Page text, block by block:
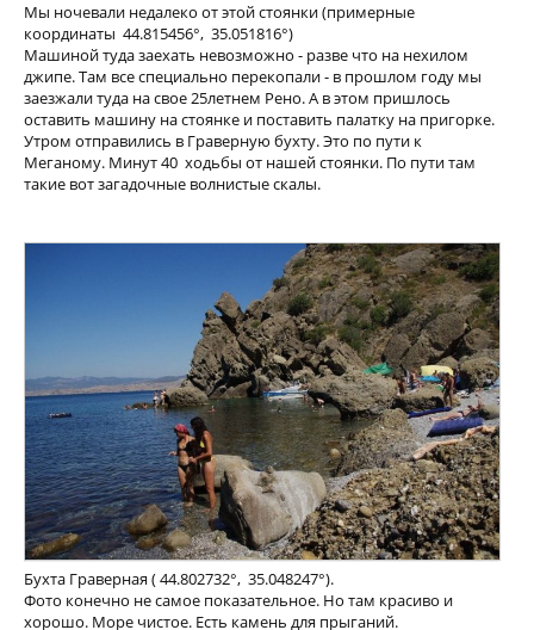
Мы ночевали недалеко от этой стоянки (примерные
координаты 44.815456°, 35.051816°)
Машиной туда заехать невозможно - разве что на нехилом
джипе. Там все специально перекопали - в прошлом году мы
заезжали туда на свое 25летнем Рено. А в этом пришлось
оставить машину на стоянке и поставить палатку на пригорке.
Утром отправились в Граверную бухту. Это по пути к
Меганому. Минут 40 ходьбы от нашей стоянки. По пути там
такие вот загадочные волнистые скалы.
Бухта Граверная ( 44.802732°, 35.048247°).
Фото конечно не самое показательное. Но там красиво и
хорошо. Море чистое. Есть камень для прыганий.